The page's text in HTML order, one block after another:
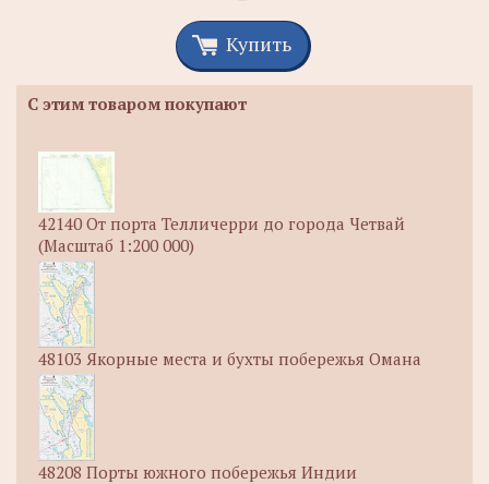
Купить
С этим товаром покупают
42140 От порта Телличерри до города Четвай
(Масштаб 1:200 000)
48103 Якорные места и бухты побережья Омана
48208 Порты южного побережья Индии